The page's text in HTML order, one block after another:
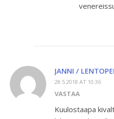
JANNI /
28.5.2018 AT 10:36
VASTAA
Kuulostaapa